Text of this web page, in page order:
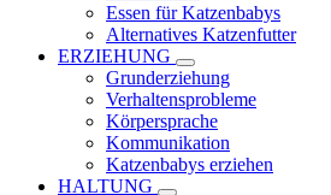
Essen für Katzenbabys
Alternatives Katzenfutter
ERZIEHUNG
Grunderziehung
Verhaltensprobleme
Körpersprache
Kommunikation
Katzenbabys erziehen
HALTUNG